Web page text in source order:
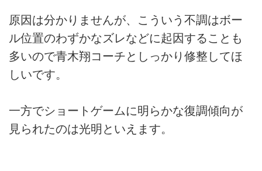
原因は分かりませんが、こういう不調はボー
ル位置のわずかなズレなどに起因することも
多いので青木翔コーチとしっかり修整してほ
しいです。
一方でショートゲームに明らかな復調傾向が
見られたのは光明といえます。